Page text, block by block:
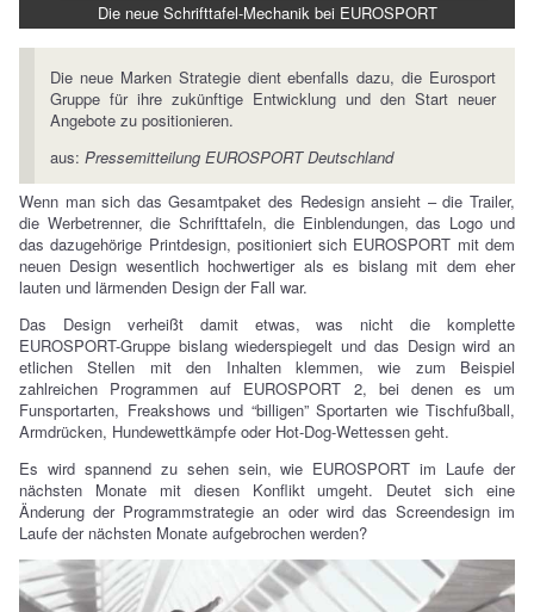
Die neue Schrifttafel-Mechanik bei EUROSPORT
Die neue Marken Strategie dient ebenfalls dazu, die Eurosport
Gruppe für ihre zukünftige Entwicklung und den Start neuer
Angebote zu positionieren.
aus: Pressemitteilung EUROSPORT Deutschland
Wenn man sich das Gesamtpaket des Redesign ansieht – die Trailer,
die Werbetrenner, die Schrifttafeln, die Einblendungen, das Logo und
das dazugehörige Printdesign, positioniert sich EUROSPORT mit dem
neuen Design wesentlich hochwertiger als es bislang mit dem eher
lauten und lärmenden Design der Fall war.
Das Design verheißt damit etwas, was nicht die komplette
EUROSPORT-Gruppe bislang wiederspiegelt und das Design wird an
etlichen Stellen mit den Inhalten klemmen, wie zum Beispiel
zahlreichen Programmen auf EUROSPORT 2, bei denen es um
Funsportarten, Freakshows und “billigen” Sportarten wie Tischfußball,
Armdrücken, Hundewettkämpfe oder Hot-Dog-Wettessen geht.
Es wird spannend zu sehen sein, wie EUROSPORT im Laufe der
nächsten Monate mit diesen Konflikt umgeht. Deutet sich eine
Änderung der Programmstrategie an oder wird das Screendesign im
Laufe der nächsten Monate aufgebrochen werden?